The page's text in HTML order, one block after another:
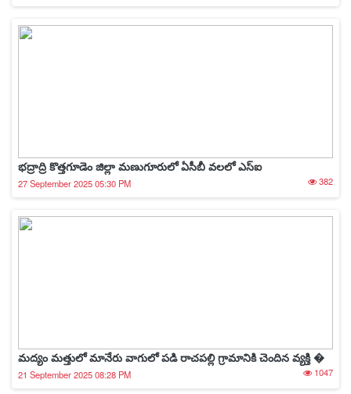
భద్రాద్రి కొత్తగూడెం జిల్లా మణుగూరులో ఏసీబీ వలలో ఎస్ఐ
27 September 2025 05:30 PM 382
మద్యం మత్తులో మానేరు వాగులో పడి రాచపల్లి గ్రామానికి చెందిన వ్యక్తి �
21 September 2025 08:28 PM 1047